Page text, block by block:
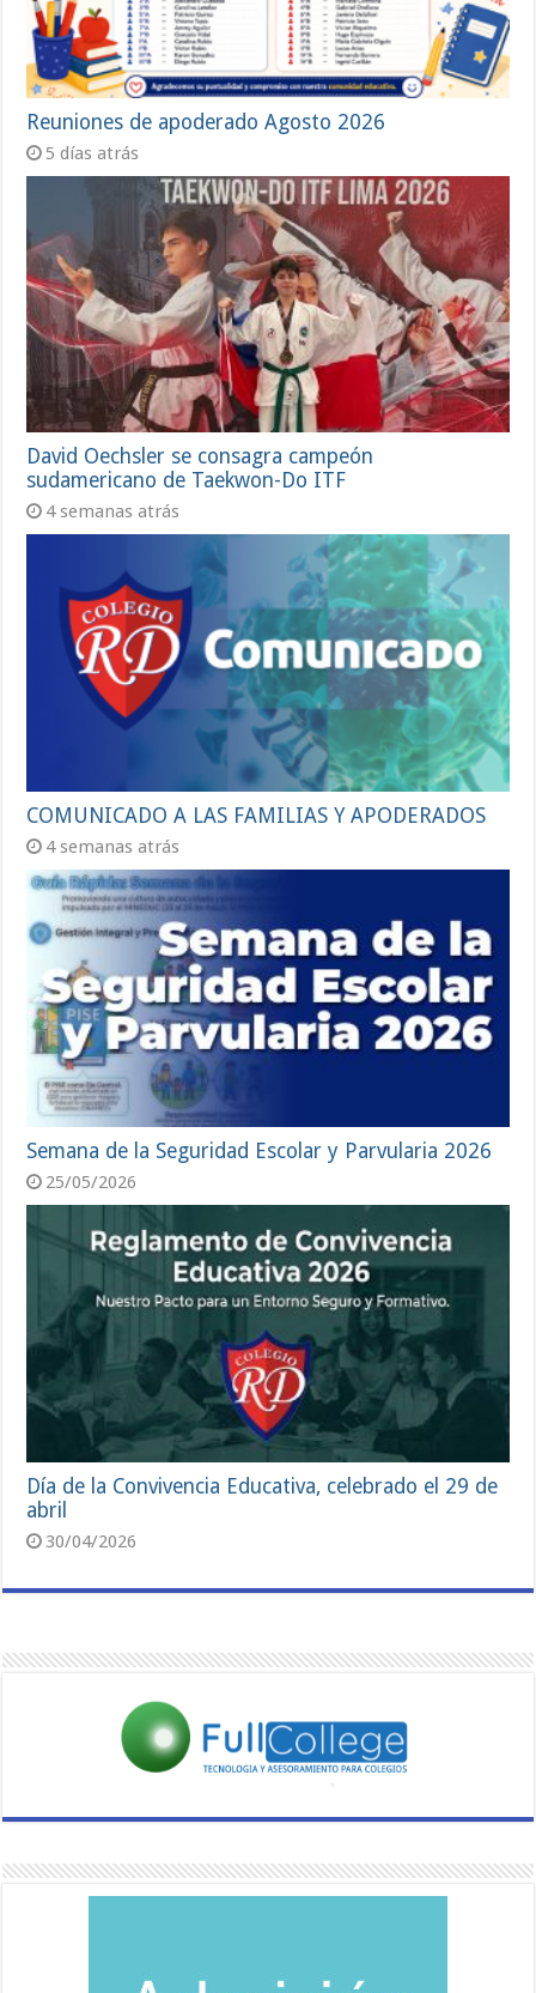
Reuniones de apoderado Agosto 2026
5 días atrás
David Oechsler se consagra campeón
sudamericano de Taekwon-Do ITF
4 semanas atrás
COMUNICADO A LAS FAMILIAS Y APODERADOS
4 semanas atrás
Semana de la Seguridad Escolar y Parvularia 2026
25/05/2026
Día de la Convivencia Educativa, celebrado el 29 de
abril
30/04/2026